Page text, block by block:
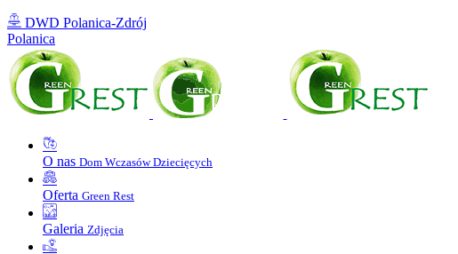
DWD Polanica-Zdrój
Polanica
O nas Dom Wczasów Dziecięcych
Oferta Green Rest
Galeria Zdjęcia